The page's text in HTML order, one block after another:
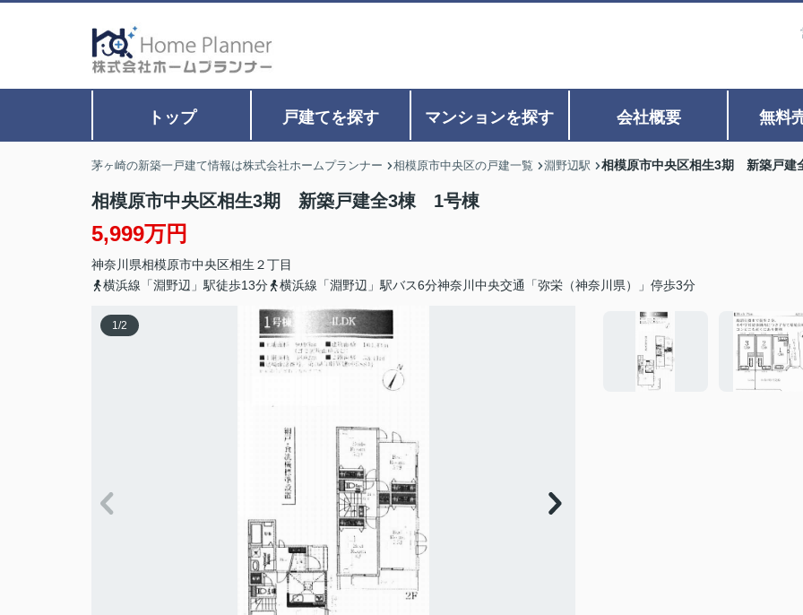
トップ 戸建てを探す マンションを探す 会社概要 無料
茅ヶ崎の新築一戸建て情報は株式会社ホームプランナー 相模原市中央区の戸建一覧 淵野辺駅 相模原市中央区相生3期 新築戸
相模原市中央区相生3期 新築戸建全3棟 1号棟
5,999万円
神奈川県相模原市中央区相生 ２丁目
横浜線「淵野辺」駅徒歩13分
横浜線「淵野辺」駅バス6分神奈川中央交通「弥栄（神奈川県）」停歩3分
1/2